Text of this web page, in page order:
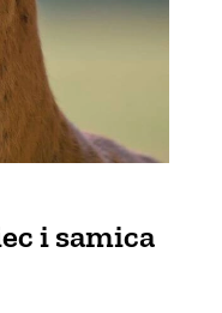
i samica